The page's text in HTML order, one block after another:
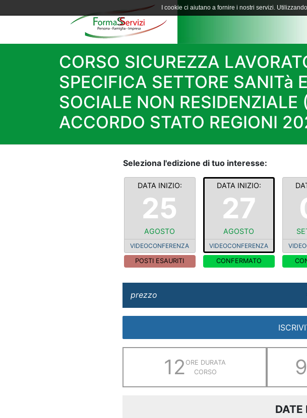
CORSO SICUREZZA
SPECIFICA SETTORE SANITà
SOCIALE NON RESIDENZIALE
ACCORDO STATO REGIONI
I cookie ci aiutano a fornire i nostri servizi.